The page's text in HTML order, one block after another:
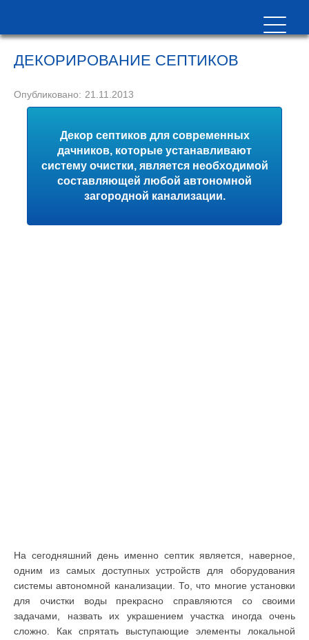
ДЕКОРИРОВАНИЕ СЕПТИКОВ
Опубликовано: 21.11.2013
Декор септиков для современных
дачников, которые устанавливают
систему очистки, является необходимой
составляющей любой автономной
загородной канализации.
На сегодняшний день именно септик является, наверное,
одним из самых доступных устройств для оборудования
системы автономной канализации. То, что многие установки
для очистки воды прекрасно справляются со своими
задачами, назвать их украшением участка иногда очень
сложно. Как спрятать выступающие элементы локальной